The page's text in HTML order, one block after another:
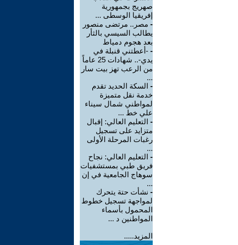
صهريج بجمهورية
إفريقيا الوسطى ...
- مصر.. مرتضى منصور
يطالب السيسي بالثأر
بعد هجوم دمياط
- -أعطتني قنبلة في
يدي-.. شهادات 25 عاماً
من الرعب تهز بيت سار
...
- السكة الحديد تقدم
خدمة نقل متميزة
لمواطني شمال سيناء
علي خط ...
- التعليم العالي: إقبال
متزايد على تسجيل
رغبات المرحلة الأولى
...
- التعليم العالي: نجاح
فريق طبي بمستشفيات
سوهاج الجامعية في إن
...
- نشأت حتة يتحرك
لمواجهة تسجيل خطوط
المحمول بأسماء
المواطنين د ...
المزيد.....